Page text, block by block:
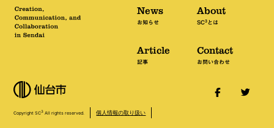
News
お知らせ
Article
記事
About
SC3とは
Contact
お問い合わせ
Copyright SC3 All rights reserved. 個人情報の取り扱い